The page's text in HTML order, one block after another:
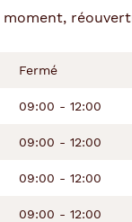
moment,
l’après-
Fermé
09:00 - 12:00
09:00 - 12:00
09:00 - 12:00
09:00 - 12:00